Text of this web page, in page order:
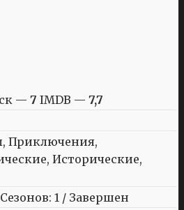
— 7 IMDB — 7,7
Приключения,
Исторические,
1 / Завершен